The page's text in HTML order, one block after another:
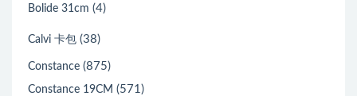
Bolide 31cm (4)
Calvi 卡包 (38)
Constance (875)
Constance 19CM (571)